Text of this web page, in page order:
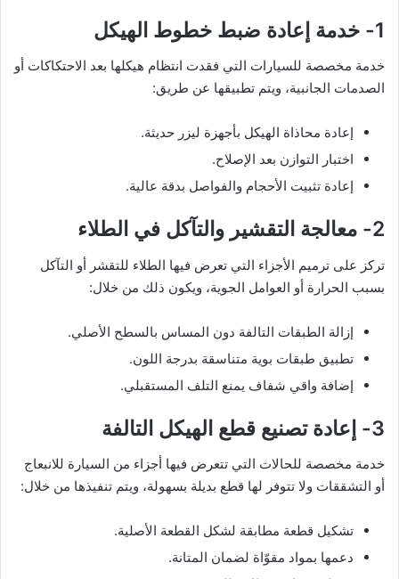
1- خدمة إعادة ضبط خطوط الهيكل
خدمة مخصصة للسيارات التي فقدت انتظام هيكلها بعد الاحتكاكات أو
الصدمات الجانبية، ويتم تطبيقها عن طريق:
إعادة محاذاة الهيكل بأجهزة ليزر حديثة.
اختبار التوازن بعد الإصلاح.
إعادة تثبيت الأحجام والفواصل بدقة عالية.
2- معالجة التقشير والتآكل في الطلاء
تركز على ترميم الأجزاء التي تعرض فيها الطلاء للتقشر أو التآكل
بسبب الحرارة أو العوامل الجوية، ويكون ذلك من خلال:
إزالة الطبقات التالفة دون المساس بالسطح الأصلي.
تطبيق طبقات بوية متناسقة بدرجة اللون.
إضافة واقي شفاف يمنع التلف المستقبلي.
3- إعادة تصنيع قطع الهيكل التالفة
خدمة مخصصة للحالات التي تتعرض فيها أجزاء من السيارة للانبعاج
أو التشققات ولا تتوفر لها قطع بديلة بسهولة، ويتم تنفيذها من خلال:
تشكيل قطعة مطابقة لشكل القطعة الأصلية.
دعمها بمواد مقوّاة لضمان المتانة.